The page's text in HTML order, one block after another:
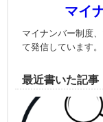
マイ
マイナンバー制度
て発信しています。
最近書いた記事